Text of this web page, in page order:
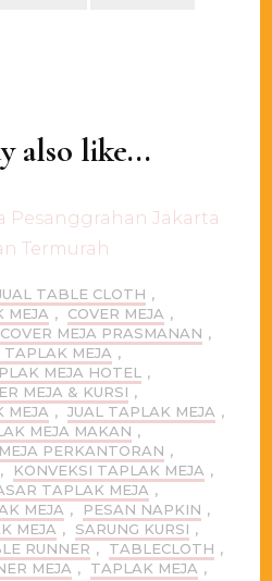
also like...
TABLE CLOTH ,
MEJA , COVER MEJA ,
COVER MEJA PRASMANAN ,
TAPLAK MEJA ,
MEJA HOTEL
,
MEJA & KURSI ,
MEJA , JUAL TAPLAK MEJA ,
MEJA MAKAN ,
PERKANTORAN ,
, KONVEKSI TAPLAK MEJA ,
TAPLAK MEJA ,
MEJA , PESAN NAPKIN ,
MEJA , SARUNG KURSI ,
RUNNER , TABLECLOTH ,
MEJA , TAPLAK MEJA ,